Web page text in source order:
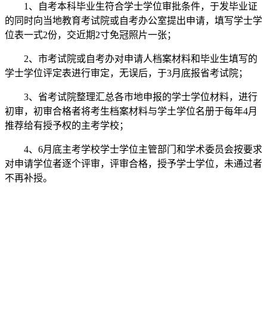
1、自考本科毕业生符合学士学位审批条件，于发毕业证
的同时向当地教育考试院或自考办公室提出申请，填写学士学
位表一式2份，交近期2寸免冠照片一张；
2、市考试院或自考办对申请人档案材料和毕业生填写的
学士学位评定表进行审定，无误后，于3月底报省考试院；
3、省考试院整理汇总各市地申报的学士学位材料，进行
初审，初审合格者将考生档案材料与学土学位名册于每年4月
推荐给有授予权的主考学校；
4、6月底主考学校学士学位主管部门和学术委员会按要求
对申请学位者逐个评审，评审合格，授予学士学位，未通过者
不再补授。